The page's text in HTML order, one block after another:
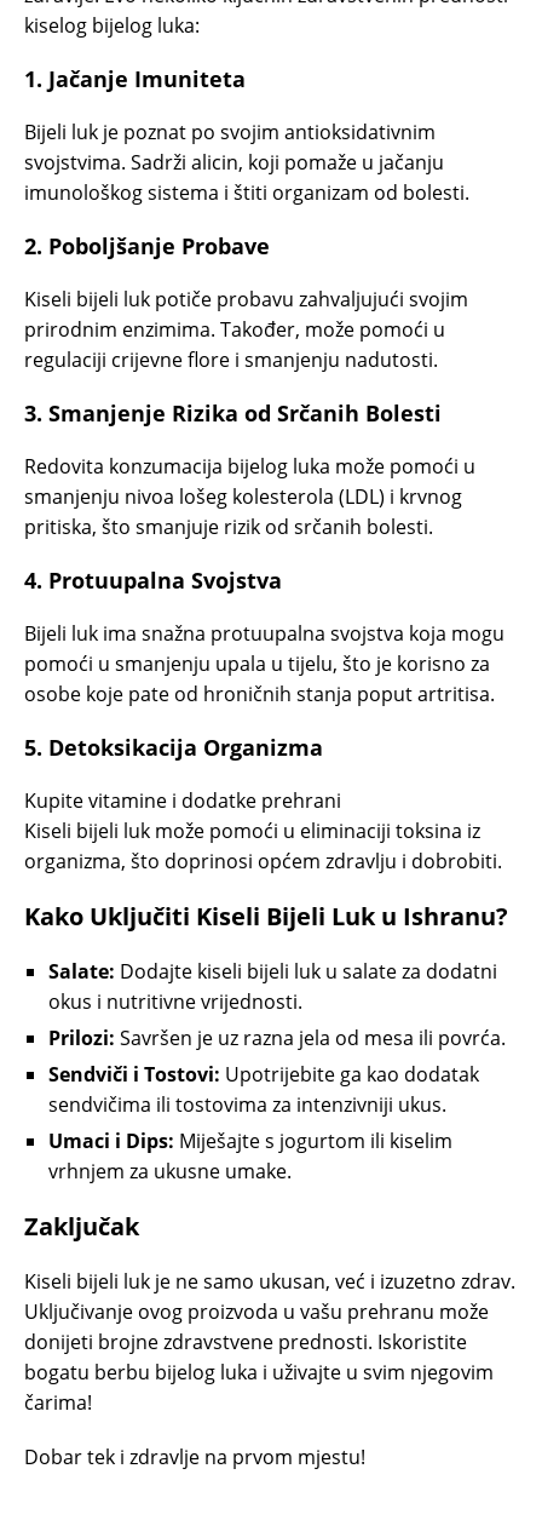
kiselog bijelog luka:
1. Jačanje Imuniteta
Bijeli luk je poznat po svojim antioksidativnim
svojstvima. Sadrži alicin, koji pomaže u jačanju
imunološkog sistema i štiti organizam od bolesti.
2. Poboljšanje Probave
Kiseli bijeli luk potiče probavu zahvaljujući svojim
prirodnim enzimima. Također, može pomoći u
regulaciji crijevne flore i smanjenju nadutosti.
3. Smanjenje Rizika od Srčanih Bolesti
Redovita konzumacija bijelog luka može pomoći u
smanjenju nivoa lošeg kolesterola (LDL) i krvnog
pritiska, što smanjuje rizik od srčanih bolesti.
4. Protuupalna Svojstva
Bijeli luk ima snažna protuupalna svojstva koja mogu
pomoći u smanjenju upala u tijelu, što je korisno za
osobe koje pate od hroničnih stanja poput artritisa.
5. Detoksikacija Organizma
Kupite vitamine i dodatke prehrani
Kiseli bijeli luk može pomoći u eliminaciji toksina iz
organizma, što doprinosi općem zdravlju i dobrobiti.
Kako Uključiti Kiseli Bijeli Luk u Ishranu?
Salate: Dodajte kiseli bijeli luk u salate za dodatni
okus i nutritivne vrijednosti.
Prilozi: Savršen je uz razna jela od mesa ili povrća.
Sendviči i Tostovi: Upotrijebite ga kao dodatak
sendvičima ili tostovima za intenzivniji ukus.
Umaci i Dips: Miješajte s jogurtom ili kiselim
vrhnjem za ukusne umake.
Zaključak
Kiseli bijeli luk je ne samo ukusan, već i izuzetno zdrav.
Uključivanje ovog proizvoda u vašu prehranu može
donijeti brojne zdravstvene prednosti. Iskoristite
bogatu berbu bijelog luka i uživajte u svim njegovim
čarima!
Dobar tek i zdravlje na prvom mjestu!